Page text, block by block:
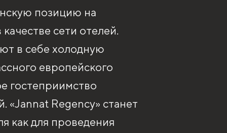
позицию на
сети отелей.
в себе холодную
европейского
гостеприимство
«Jannat Regency» станет
как для проведения